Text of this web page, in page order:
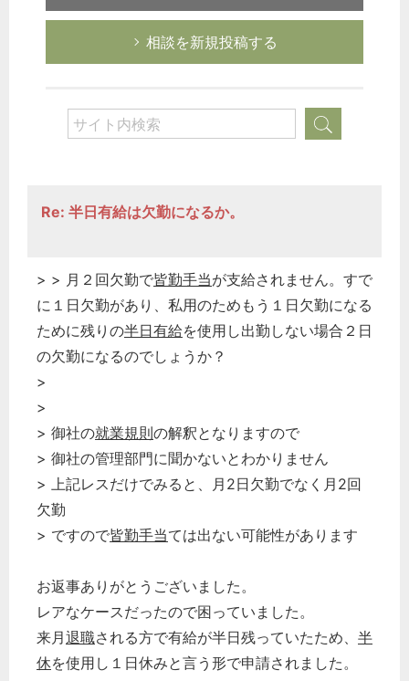
相談を新規投稿する
Re: 半日有給は欠勤になるか。
> > 月２回欠勤で皆勤手当が支給されません。すで
に１日欠勤があり、私用のためもう１日欠勤になる
ために残りの半日有給を使用し出勤しない場合２日
の欠勤になるのでしょうか？
>
>
> 御社の就業規則の解釈となりますので
> 御社の管理部門に聞かないとわかりません
> 上記レスだけでみると、月2日欠勤でなく月2回
欠勤
> ですので皆勤手当ては出ない可能性があります
お返事ありがとうございました。
レアなケースだったので困っていました。
来月退職される方で有給が半日残っていたため、 半
休を使用し１日休みと言う形で申請されました。